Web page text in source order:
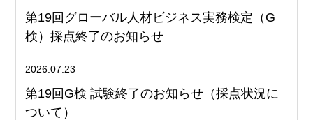
第19回グローバル人材ビジネス実務検定（G
検）採点終了のお知らせ
2026.07.23
第19回G検 試験終了のお知らせ（採点状況に
ついて）